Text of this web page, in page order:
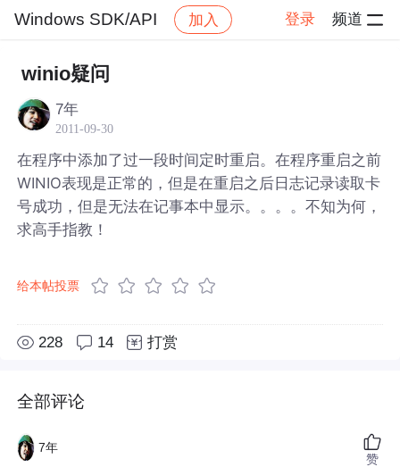
Windows SDK/API 加入 登录 频道
社区 Windows SDK/API
winio疑问
7年
2011-09-30
在程序中添加了过一段时间定时重启。在程序重启之前
WINIO表现是正常的，但是在重启之后日志记录读取卡
号成功，但是无法在记事本中显示。。。。不知为何，
求高手指教！
给本帖投票
228 14 打赏
全部评论
7年
赞